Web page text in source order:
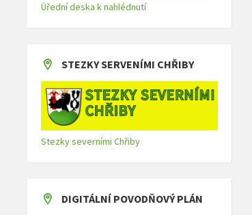
Úřední deska k nahlédnutí
STEZKY SERVENÍMI CHŘIBY
Stezky severními Chřiby
DIGITÁLNÍ POVODŇOVÝ PLÁN